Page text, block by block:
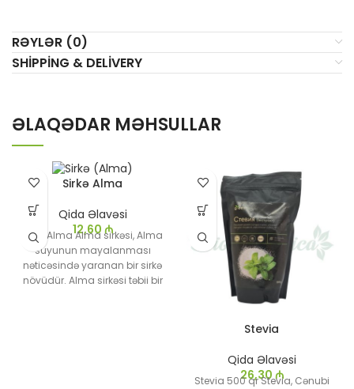
RƏYLƏR (0)
SHIPPING & DELIVERY
ƏLAQƏDAR MƏHSULLAR
Sirkə Alma
Qida Əlavəsi
12,60 ₼
Sirkə Alma Alma sirkəsi, Alma
suyunun mayalanması
nəticəsində yaranan bir sirkə
növüdür. Alma sirkəsi təbii bir
Stevia
Qida Əlavəsi
26,30₼
Stevia 500 qr Stevia, Cənubi